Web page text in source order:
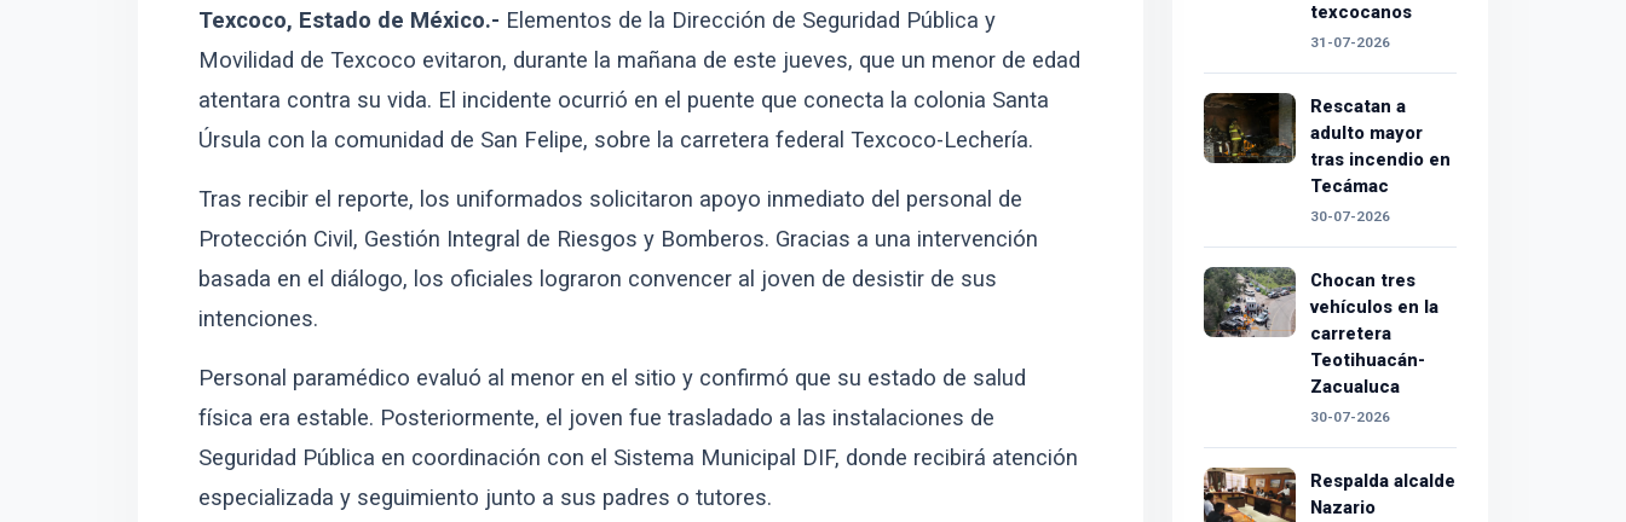
Texcoco, Estado de México.- Elementos de la Dirección de Seguridad Pública y
Movilidad de Texcoco evitaron, durante la mañana de este jueves, que un menor de edad
atentara contra su vida. El incidente ocurrió en el puente que conecta la colonia Santa
Úrsula con la comunidad de San Felipe, sobre la carretera federal Texcoco-Lechería.
Tras recibir el reporte, los uniformados solicitaron apoyo inmediato del personal de
Protección Civil, Gestión Integral de Riesgos y Bomberos. Gracias a una intervención
basada en el diálogo, los oficiales lograron convencer al joven de desistir de sus
intenciones.
Personal paramédico evaluó al menor en el sitio y confirmó que su estado de salud
física era estable. Posteriormente, el joven fue trasladado a las instalaciones de
Seguridad Pública en coordinación con el Sistema Municipal DIF, donde recibirá atención
especializada y seguimiento junto a sus padres o tutores.
texcocanos
31-07-2026
Rescatan a
adulto mayor
tras incendio en
Tecámac
30-07-2026
Chocan tres
vehículos en la
carretera
Teotihuacán-
Zacualuca
30-07-2026
Respalda alcalde
Nazario